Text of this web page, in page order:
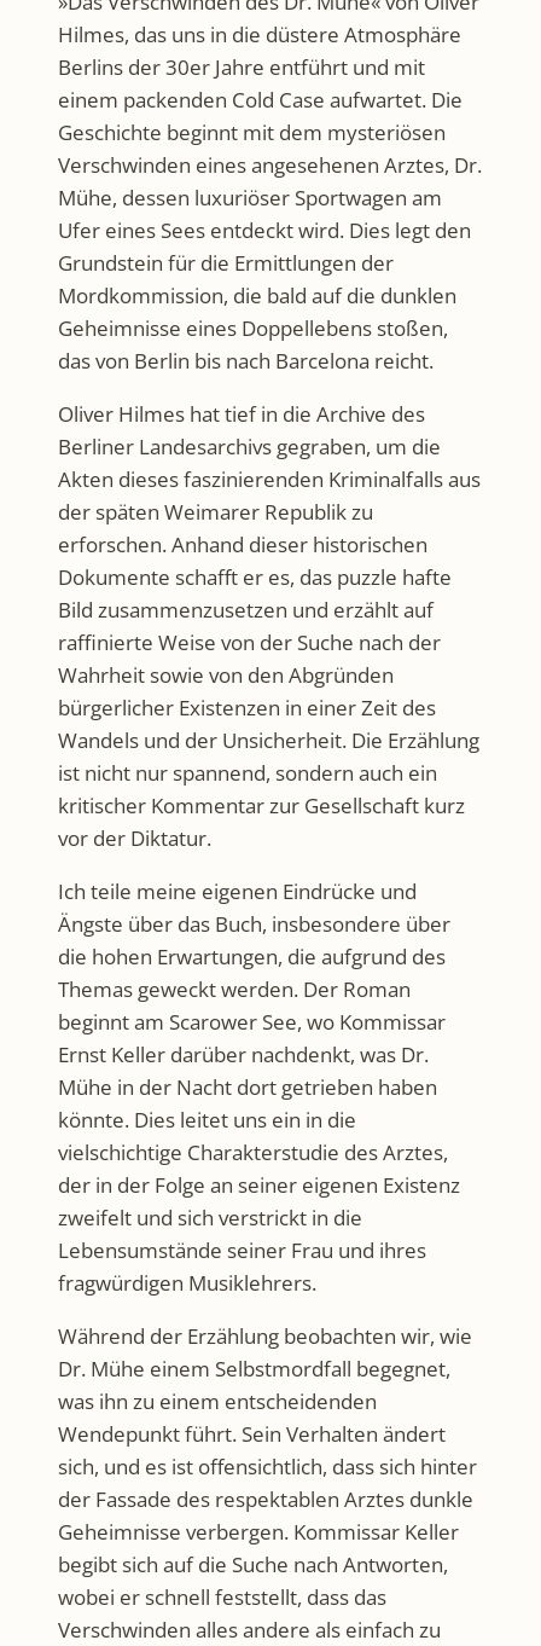
Hilmes, das uns in die düstere Atmosphäre
Berlins der 30er Jahre entführt und mit
einem packenden Cold Case aufwartet. Die
Geschichte beginnt mit dem mysteriösen
Verschwinden eines angesehenen Arztes, Dr.
Mühe, dessen luxuriöser Sportwagen am
Ufer eines Sees entdeckt wird. Dies legt den
Grundstein für die Ermittlungen der
Mordkommission, die bald auf die dunklen
Geheimnisse eines Doppellebens stoßen,
das von Berlin bis nach Barcelona reicht.
Oliver Hilmes hat tief in die Archive des
Berliner Landesarchivs gegraben, um die
Akten dieses faszinierenden Kriminalfalls aus
der späten Weimarer Republik zu
erforschen. Anhand dieser historischen
Dokumente schafft er es, das puzzle hafte
Bild zusammenzusetzen und erzählt auf
raffinierte Weise von der Suche nach der
Wahrheit sowie von den Abgründen
bürgerlicher Existenzen in einer Zeit des
Wandels und der Unsicherheit. Die Erzählung
ist nicht nur spannend, sondern auch ein
kritischer Kommentar zur Gesellschaft kurz
vor der Diktatur.
Ich teile meine eigenen Eindrücke und
Ängste über das Buch, insbesondere über
die hohen Erwartungen, die aufgrund des
Themas geweckt werden. Der Roman
beginnt am Scarower See, wo Kommissar
Ernst Keller darüber nachdenkt, was Dr.
Mühe in der Nacht dort getrieben haben
könnte. Dies leitet uns ein in die
vielschichtige Charakterstudie des Arztes,
der in der Folge an seiner eigenen Existenz
zweifelt und sich verstrickt in die
Lebensumstände seiner Frau und ihres
fragwürdigen Musiklehrers.
Während der Erzählung beobachten wir, wie
Dr. Mühe einem Selbstmordfall begegnet,
was ihn zu einem entscheidenden
Wendepunkt führt. Sein Verhalten ändert
sich, und es ist offensichtlich, dass sich hinter
der Fassade des respektablen Arztes dunkle
Geheimnisse verbergen. Kommissar Keller
begibt sich auf die Suche nach Antworten,
wobei er schnell feststellt, dass das
Verschwinden alles andere als einfach zu